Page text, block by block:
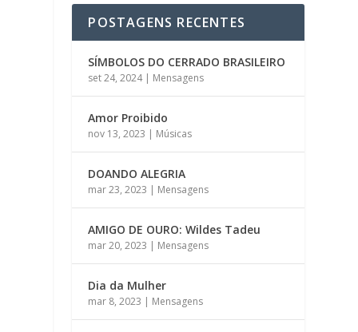
POSTAGENS RECENTES
SÍMBOLOS DO CERRADO BRASILEIRO
set 24, 2024| Mensagens
Amor Proibido
nov 13, 2023 | Músicas
DOANDO ALEGRIA
mar 23, 2023 | Mensagens
AMIGO DE OURO: Wildes Tadeu
mar 20, 2023 | Mensagens
Dia da Mulher
mar 8, 2023 | Mensagens